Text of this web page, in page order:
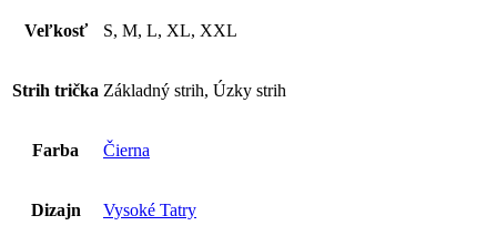
Veľkosť S, M, L, XL, XXL
Strih trička Základný strih, Úzky strih
Farba Čierna
Dizajn Vysoké Tatry